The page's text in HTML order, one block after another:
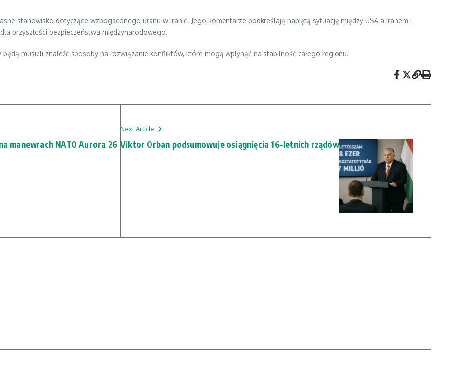
stanowisko dotyczące wzbogaconego uranu w Iranie. Jego komentarze podkreślają napiętą sytuację między USA a Iranem i
przyszłości bezpieczeństwa międzynarodowego.
musieli znaleźć sposoby na rozwiązanie konfliktów, które mogą wpłynąć na stabilność całego regionu.
manewrach NATO Aurora 26
Next Article
Viktor Orban podsumowuje osiągnięcia 16-letnich rządów